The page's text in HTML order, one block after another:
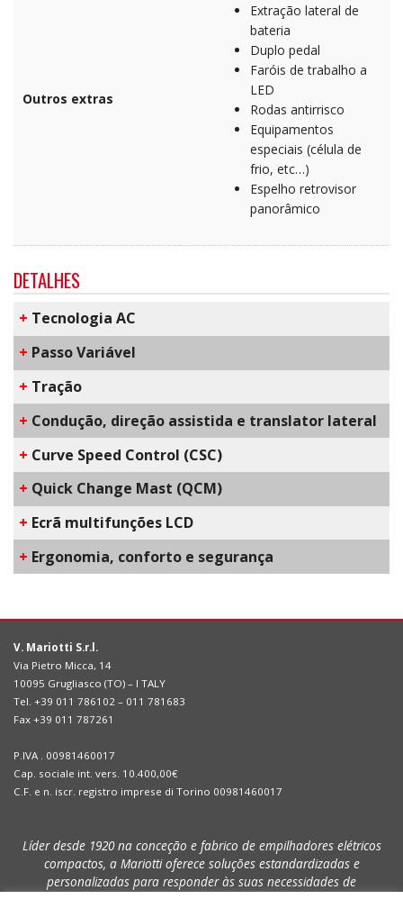
Outros extras
Extração lateral de
bateria
Duplo pedal
Faróis de trabalho a
LED
Rodas antirrisco
Equipamentos
especiais (célula de
frio, etc…)
Espelho retrovisor
panorâmico
DETALHES
+ ​Tecnologia AC
+ Passo Variável
+ Tração
+ Condução, direção assistida e translator lateral
+ C​urve Speed Control​ (CSC)
+ Q​uick Change Mast​ (QCM)
+ Ecrã multifunções LCD
+ ​Ergonomia, conforto e segurança
V. Mariotti S.r.l.
Via Pietro Micca, 14
10095 Grugliasco (TO) – I TALY
Tel. +39 011 786102 – 011 781683
Fax +39 011 787261
P.IVA . 00981460017
Cap. sociale int. vers. 10.400,00€
C.F. e n. iscr. registro imprese di Torino 00981460017
Líder desde 1920 na conceção e fabrico de empilhadores elétricos
compactos, a Mariotti oferece soluções estandardizadas e
personalizadas para responder às suas necessidades de